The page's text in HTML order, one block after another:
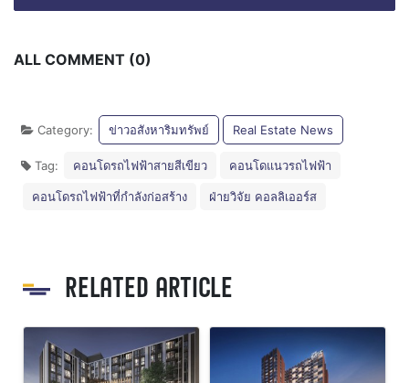
ALL COMMENT (0)
Category: ข่าวอสังหาริมทรัพย์ Real Estate News
Tag: คอนโดรถไฟฟ้าสายสีเขียว คอนโดแนวรถไฟฟ้า
คอนโดรถไฟฟ้าที่กำลังก่อสร้าง ฝ่ายวิจัย คอลลิเออร์ส
RELATED ARTICLE